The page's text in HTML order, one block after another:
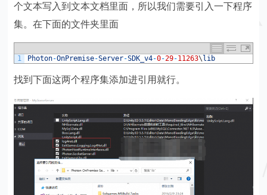
个文本写入到文本文档里面，所以我们需要引入一下程序
集。在下面的文件夹里面
1 Photon-OnPremise-Server-SDK_v4-0-29-11263\ lib
找到下面这两个程序集添加进引用就行。